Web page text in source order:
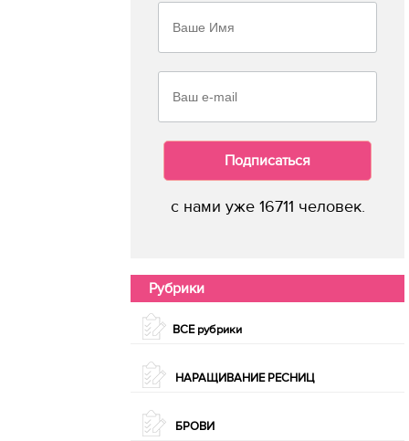
Подписаться
с нами уже 16711 человек.
Рубрики
ВСЕ рубрики
НАРАЩИВАНИЕ РЕСНИЦ
БРОВИ